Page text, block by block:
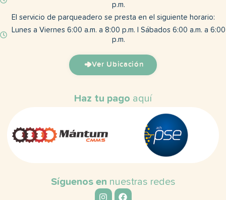
p.m.
El servicio de parqueadero se presta en el siguiente horario:
Lunes a Viernes 6:00 a.m. a 8:00 p.m. | Sábados 6:00 a.m. a 6:00
p.m.
Ver Ubicación
Haz tu pago aquí
Síguenos en nuestras redes